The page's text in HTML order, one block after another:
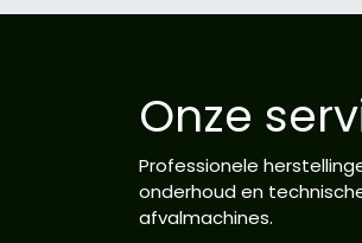
Onze
Professionele
onderhoud en
afvalmachines.